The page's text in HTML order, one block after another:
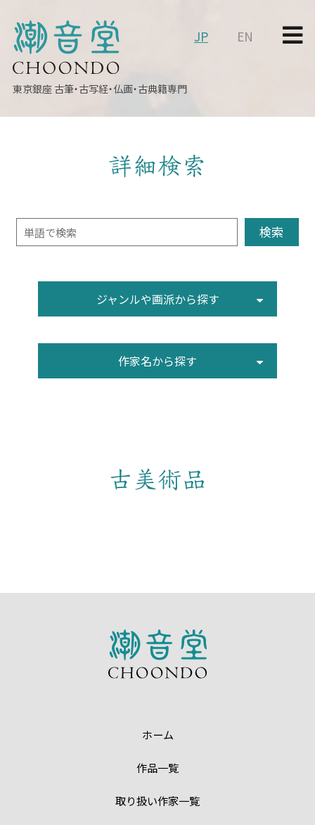
東京銀座 古筆・古写経・仏画・古典籍専門
JP EN
詳細検索
ジャンルや画派から探す
作家名から探す
古美術品
ホーム
作品一覧
取り扱い作家一覧